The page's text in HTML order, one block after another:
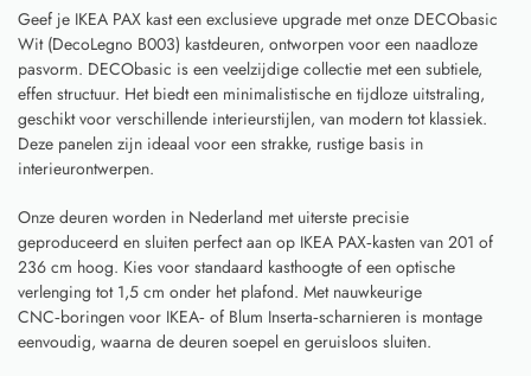
Geef je IKEA PAX kast een exclusieve upgrade met onze DECObasic
Wit (DecoLegno B003) kastdeuren, ontworpen voor een naadloze
pasvorm. DECObasic is een veelzijdige collectie met een subtiele,
effen structuur. Het biedt een minimalistische en tijdloze uitstraling,
geschikt voor verschillende interieurstijlen, van modern tot klassiek.
Deze panelen zijn ideaal voor een strakke, rustige basis in
interieurontwerpen.
Onze deuren worden in Nederland met uiterste precisie
geproduceerd en sluiten perfect aan op IKEA PAX‑kasten van 201 of
236 cm hoog. Kies voor standaard kasthoogte of een optische
verlenging tot 1,5 cm onder het plafond. Met nauwkeurige
CNC‑boringen voor IKEA‑ of Blum Inserta‑scharnieren is montage
eenvoudig, waarna de deuren soepel en geruisloos sluiten.